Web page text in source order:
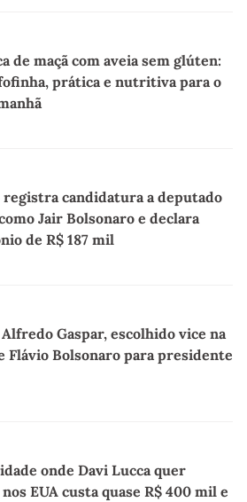
de maçã com aveia sem glúten:
prática e nutritiva para o
registra candidatura a deputado
Jair Bolsonaro e declara
de R$ 187 mil
Gaspar, escolhido vice na
Flávio Bolsonaro para presidente
onde Davi Lucca quer
EUA custa quase R$ 400 mil e